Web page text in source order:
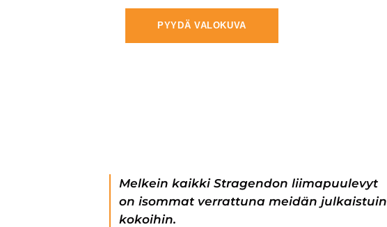
PYYDÄ VALOKUVA
Melkein kaikki Stragendon liimapuulevyt
on isommat verrattuna meidän julkaistuin
kokoihin.